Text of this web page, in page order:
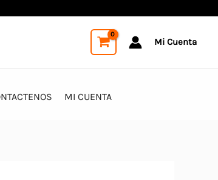
Mi Cuenta
MI CUENTA